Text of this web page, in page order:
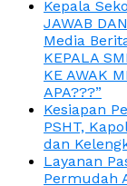
Kepala
JAWAB
Media
KEPALA
KE AWAK
APA???”
Kesiapan
PSHT,
dan
Layanan
Permudah